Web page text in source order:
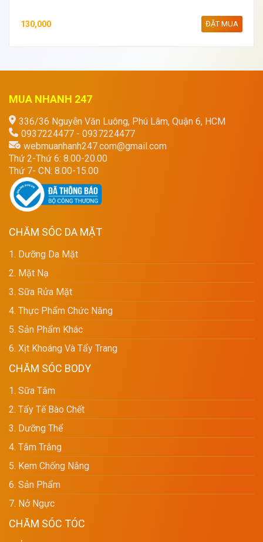
130,000 ĐẶT MUA
MUA NHANH 247
336/36 Nguyễn Văn Luông, Phú Lâm, Quận 6, HCM
0937224477 - 0937224477
webmuanhanh247.com@gmail.com
Thứ 2-Thứ 6: 8.00-20.00
Thứ 7- CN: 8.00-15.00
CHĂM SÓC DA MẶT
1. Dưỡng Da Mặt
2. Mặt Nạ
3. Sữa Rửa Mặt
4. Thực Phẩm Chức Năng
5. Sản Phẩm Khác
6. Xịt Khoáng Và Tẩy Trang
CHĂM SÓC BODY
1. Sữa Tắm
2. Tẩy Tế Bào Chết
3. Dưỡng Thể
4. Tắm Trắng
5. Kem Chống Nắng
6. Sản Phẩm
7. Nở Ngực
CHĂM SÓC TÓC